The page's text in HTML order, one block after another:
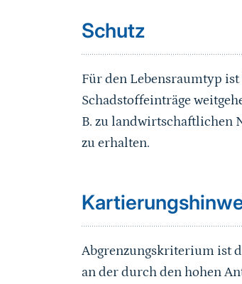
Schutz
Für den Lebensraumtyp
Schadstoffeinträge
B. zu landwirtschaftlichen
zu erhalten.
Sprungmarke
Abgrenzungskriterium ist
an der durch den hohen